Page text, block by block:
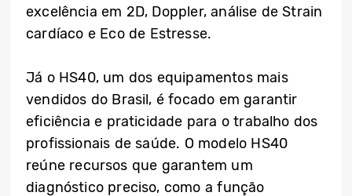
excelência em 2D, Doppler, análise de Strain
cardíaco e Eco de Estresse.
Já o HS40, um dos equipamentos mais
vendidos do Brasil, é focado em garantir
eficiência e praticidade para o trabalho dos
profissionais de saúde. O modelo HS40
reúne recursos que garantem um
diagnóstico preciso, como a função